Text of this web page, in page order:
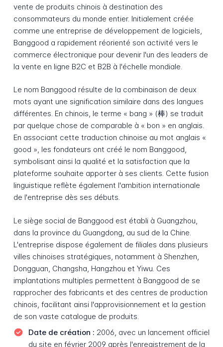
vente de produits chinois à destination des
consommateurs du monde entier. Initialement créée
comme une entreprise de développement de logiciels,
Banggood a rapidement réorienté son activité vers le
commerce électronique pour devenir l'un des leaders de
la vente en ligne B2C et B2B à l'échelle mondiale.
Le nom Banggood résulte de la combinaison de deux
mots ayant une signification similaire dans des langues
différentes. En chinois, le terme « bang » (棒) se traduit
par quelque chose de comparable à « bon » en anglais.
En associant cette traduction chinoise au mot anglais «
good », les fondateurs ont créé le nom Banggood,
symbolisant ainsi la qualité et la satisfaction que la
plateforme souhaite apporter à ses clients. Cette fusion
linguistique reflète également l'ambition internationale
de l'entreprise dès ses débuts.
Le siège social de Banggood est établi à Guangzhou,
dans la province du Guangdong, au sud de la Chine.
L'entreprise dispose également de filiales dans plusieurs
villes chinoises stratégiques, notamment à Shenzhen,
Dongguan, Changsha, Hangzhou et Yiwu. Ces
implantations multiples permettent à Banggood de se
rapprocher des fabricants et des centres de production
chinois, facilitant ainsi l'approvisionnement et la gestion
de son vaste catalogue de produits.
Date de création : 2006, avec un lancement officiel
du site en février 2009 après l'enregistrement de la